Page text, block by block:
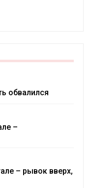
обвалился
–
– рывок вверх,